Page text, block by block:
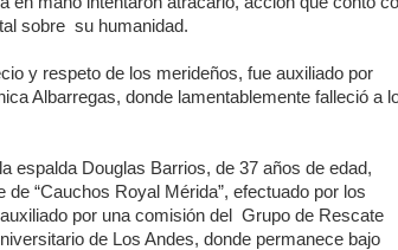
sobre su humanidad.
y respeto de los merideños, fue auxiliado por
Albarregas, donde lamentablemente falleció a
espalda Douglas Barrios, de 37 años de edad,
“Cauchos Royal Mérida”, efectuado por los
por una comisión del Grupo de Rescate
de Los Andes, donde permanece bajo